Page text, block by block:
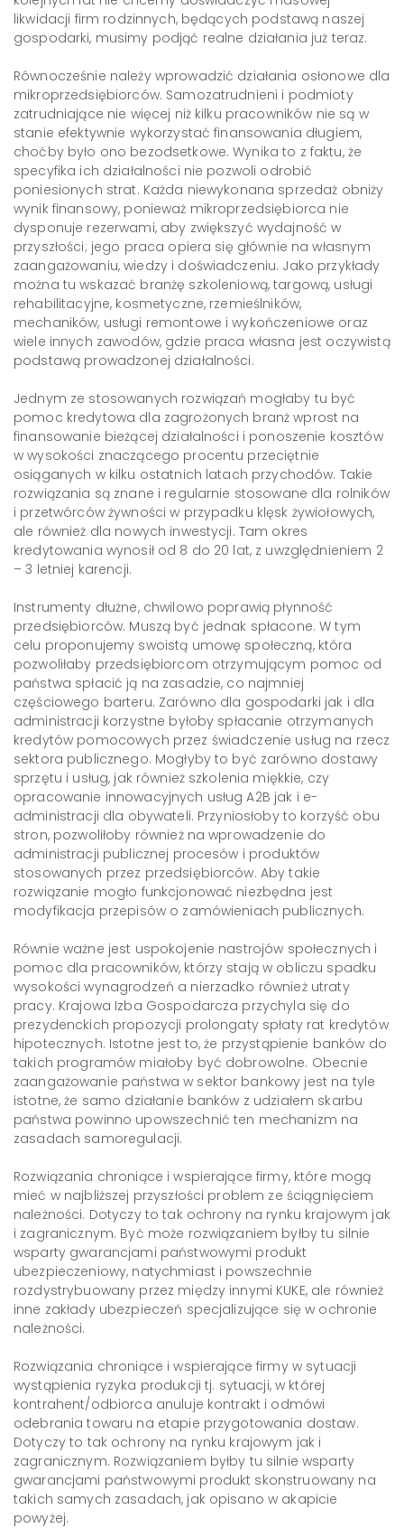
likwidacji firm rodzinnych, będących podstawą naszej
gospodarki, musimy podjąć realne działania już teraz.
Równocześnie należy wprowadzić działania osłonowe dla
mikroprzedsiębiorców. Samozatrudnieni i podmioty
zatrudniające nie więcej niż kilku pracowników nie są w
stanie efektywnie wykorzystać finansowania długiem,
choćby było ono bezodsetkowe. Wynika to z faktu, że
specyfika ich działalności nie pozwoli odrobić
poniesionych strat. Każda niewykonana sprzedaż obniży
wynik finansowy, ponieważ mikroprzedsiębiorca nie
dysponuje rezerwami, aby zwiększyć wydajność w
przyszłości; jego praca opiera się głównie na własnym
zaangażowaniu, wiedzy i doświadczeniu. Jako przykłady
można tu wskazać branżę szkoleniową, targową, usługi
rehabilitacyjne, kosmetyczne, rzemieślników,
mechaników, usługi remontowe i wykończeniowe oraz
wiele innych zawodów, gdzie praca własna jest oczywistą
podstawą prowadzonej działalności.
Jednym ze stosowanych rozwiązań mogłaby tu być
pomoc kredytowa dla zagrożonych branż wprost na
finansowanie bieżącej działalności i ponoszenie kosztów
w wysokości znaczącego procentu przeciętnie
osiąganych w kilku ostatnich latach przychodów. Takie
rozwiązania są znane i regularnie stosowane dla rolników
i przetwórców żywności w przypadku klęsk żywiołowych,
ale również dla nowych inwestycji. Tam okres
kredytowania wynosił od 8 do 20 lat, z uwzględnieniem 2
– 3 letniej karencji.
Instrumenty dłużne, chwilowo poprawią płynność
przedsiębiorców. Muszą być jednak spłacone. W tym
celu proponujemy swoistą umowę społeczną, która
pozwoliłaby przedsiębiorcom otrzymującym pomoc od
państwa spłacić ją na zasadzie, co najmniej
częściowego barteru. Zarówno dla gospodarki jak i dla
administracji korzystne byłoby spłacanie otrzymanych
kredytów pomocowych przez świadczenie usług na rzecz
sektora publicznego. Mogłyby to być zarówno dostawy
sprzętu i usług, jak również szkolenia miękkie, czy
opracowanie innowacyjnych usług A2B jak i e-
administracji dla obywateli. Przyniosłoby to korzyść obu
stron, pozwoliłoby również na wprowadzenie do
administracji publicznej procesów i produktów
stosowanych przez przedsiębiorców. Aby takie
rozwiązanie mogło funkcjonować niezbędna jest
modyfikacja przepisów o zamówieniach publicznych.
Równie ważne jest uspokojenie nastrojów społecznych i
pomoc dla pracowników, którzy stają w obliczu spadku
wysokości wynagrodzeń a nierzadko również utraty
pracy. Krajowa Izba Gospodarcza przychyla się do
prezydenckich propozycji prolongaty spłaty rat kredytów
hipotecznych. Istotne jest to, że przystąpienie banków do
takich programów miałoby być dobrowolne. Obecnie
zaangażowanie państwa w sektor bankowy jest na tyle
istotne, że samo działanie banków z udziałem skarbu
państwa powinno upowszechnić ten mechanizm na
zasadach samoregulacji.
Rozwiązania chroniące i wspierające firmy, które mogą
mieć w najbliższej przyszłości problem ze ściągnięciem
należności. Dotyczy to tak ochrony na rynku krajowym jak
i zagranicznym. Być może rozwiązaniem byłby tu silnie
wsparty gwarancjami państwowymi produkt
ubezpieczeniowy, natychmiast i powszechnie
rozdystrybuowany przez między innymi KUKE, ale również
inne zakłady ubezpieczeń specjalizujące się w ochronie
należności.
Rozwiązania chroniące i wspierające firmy w sytuacji
wystąpienia ryzyka produkcji tj. sytuacji, w której
kontrahent/odbiorca anuluje kontrakt i odmówi
odebrania towaru na etapie przygotowania dostaw.
Dotyczy to tak ochrony na rynku krajowym jak i
zagranicznym. Rozwiązaniem byłby tu silnie wsparty
gwarancjami państwowymi produkt skonstruowany na
takich samych zasadach, jak opisano w akapicie
powyżej.